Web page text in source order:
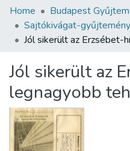
Communities &
All of DSpace
About us
Home Budapest
Sajtókivágat-gyűjtemény
Jól sikerült az
legnagyobb